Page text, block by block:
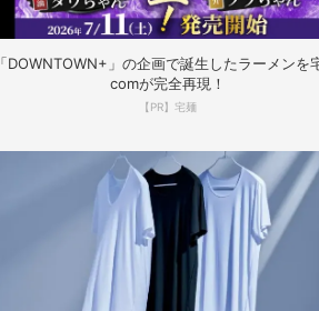
「DOWNTOWN+」の企画で誕生したラーメンを
comが完全再現！
【PR】宅麺